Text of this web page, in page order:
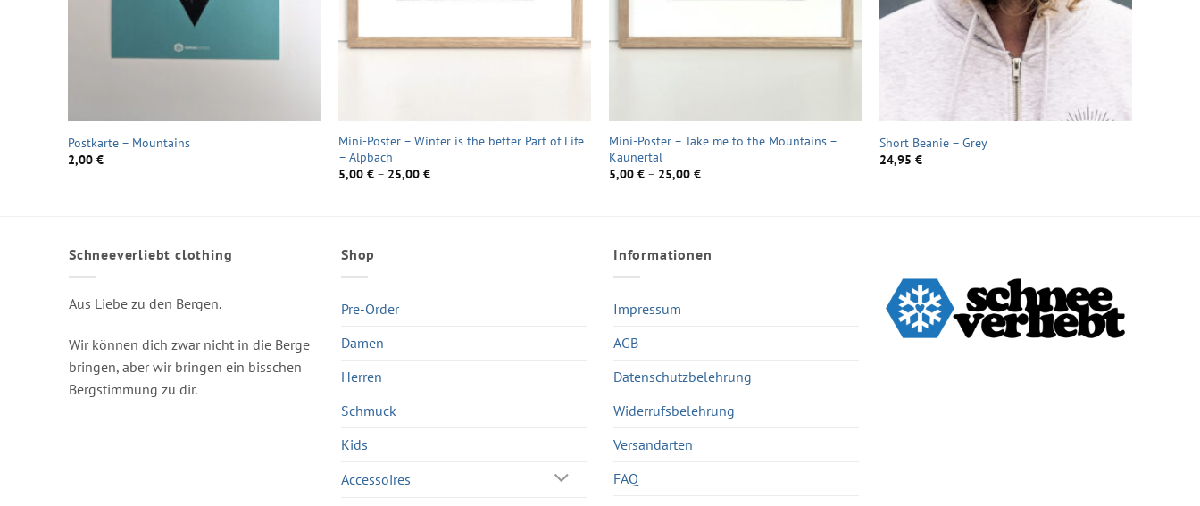
Postkarte – Mountains
2,00 €
Mini-Poster – Winter is the better Part of Life
– Alpbach
5,00 €– 25,00 €
Mini-Poster – Take me to the Mountains –
Kaunertal
5,00 €– 25,00 €
Short Beanie – Grey
24,95 €
Schneeverliebt clothing
Aus Liebe zu den Bergen.
Wir können dich zwar nicht in die Berge
bringen, aber wir bringen ein bisschen
Bergstimmung zu dir.
Shop
Pre-Order
Damen
Herren
Schmuck
Kids
Accessoires
Informationen
Impressum
AGB
Datenschutzbelehrung
Widerrufsbelehrung
Versandarten
FAQ